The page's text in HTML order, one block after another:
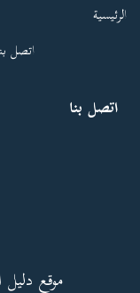
الرئيسية
اتصل
اتصل بنا
موقع